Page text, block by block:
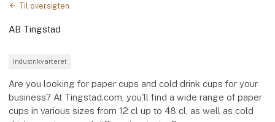
Til oversigten
AB Tingstad
Industrikvarteret
Are you looking for paper cups and cold drink cups for your
business? At Tingstad.com, you'll find a wide range of paper
cups in various sizes from 12 cl up to 48 cl, as well as cold